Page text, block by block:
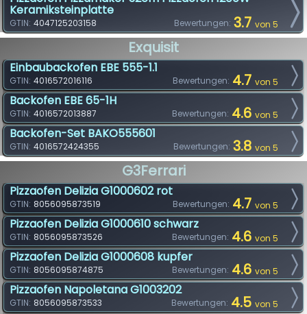
Keramiksteinplatte
Bewertungen: 3.7 von 5
GTIN: 4047125203158
Exquisit
Einbaubackofen EBE 555-1.1
Bewertungen: 4.7 von 5
GTIN: 4016572016116
Backofen EBE 65-1H
Bewertungen: 4.6 von 5
GTIN: 4016572013887
Backofen-Set BAKO555601
Bewertungen: 3.8 von 5
GTIN: 4016572424355
G3Ferrari
Pizzaofen Delizia G1000602 rot
Bewertungen: 4.7 von 5
GTIN: 8056095873519
Pizzaofen Delizia G1000610 schwarz
Bewertungen: 4.6 von 5
GTIN: 8056095873526
Pizzaofen Delizia G1000608 kupfer
Bewertungen: 4.6 von 5
GTIN: 8056095874875
Pizzaofen Napoletana G1003202
Bewertungen: 4.5 von 5
GTIN: 8056095873533